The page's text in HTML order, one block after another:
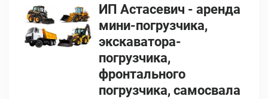
ИП Астасевич - аренда
мини-погрузчика,
экскаватора-
погрузчика,
фронтального
погрузчика, самосвала